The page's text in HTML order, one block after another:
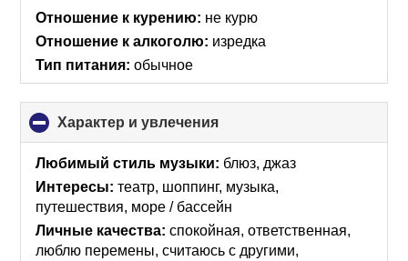
collapse
Отношение к курению: не курю
Отношение к алкоголю: изредка
Тип питания: обычное
Характер и увлечения
to
collapse
Любимый стиль музыки: блюз, джаз
Интересы: театр, шоппинг, музыка,
путешествия, море / бассейн
Личные качества: спокойная, ответственная,
люблю перемены, считаюсь с другими,